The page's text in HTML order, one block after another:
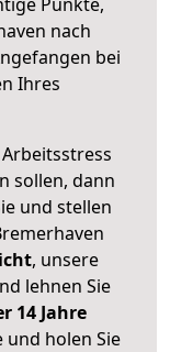
nach
bei
Ihres
sollen, dann
und stellen
, unsere
lehnen Sie
14 Jahre
holen Sie